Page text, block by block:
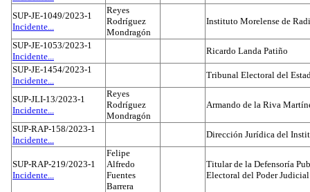
SUP-JE-1049/2023-1
Incidente...
Reyes
Rodríguez
Mondragón
Instituto Morelense de
SUP-JE-1053/2023-1
Incidente...
Ricardo Landa Patiño
SUP-JE-1454/2023-1
Incidente...
Tribunal Electoral del
SUP-JLI-13/2023-1
Incidente...
Reyes
Rodríguez
Mondragón
Armando de la Riva
SUP-RAP-158/2023-1
Incidente...
Dirección Jurídica del
SUP-RAP-219/2023-1
Incidente...
Felipe
Alfredo
Fuentes
Barrera
Titular de la Defensoría
Electoral del Poder